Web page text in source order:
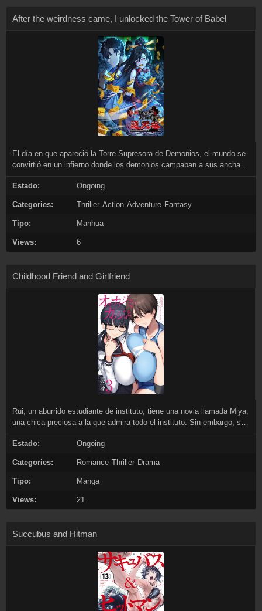
After the weirdness came, I unlocked the Tower of Babel
El día en que apareció la Torre Supresora de Demonios, el mundo se
convirtió en un infierno donde los demonios campaban a sus anchas,
mejorar, ¡hasta que un monstruo entró en su cerebro!
Estado: Ongoing
Categories: Thriller Action Adventure Fantasy
Tipo: Manhua
Views: 6
Childhood Friend and Girlfriend
Rui, un aburrido estudiante de instituto, tiene una novia llamada Miya,
una chica preciosa a la que admira todo el instituto. Sin embargo, su
juega una mala pasada. ¡Suspenso sexy mientras se debate entre su
Estado: Ongoing
Categories: Romance Thriller Drama
Tipo: Manga
Views: 21
Succubus and Hitman